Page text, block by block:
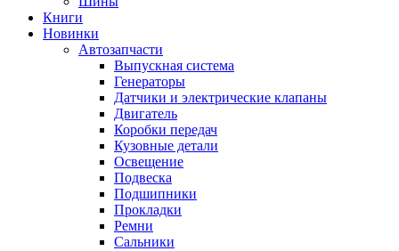
Книги
Новинки
Автозапчасти
Выпускная система
Генераторы
Датчики и электрические клапаны
Двигатель
Коробки передач
Кузовные детали
Освещение
Подвеска
Подшипники
Прокладки
Ремни
Сальники